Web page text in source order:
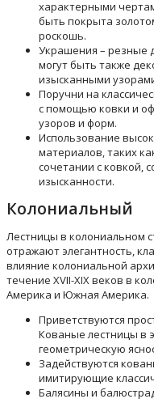
характерными
быть покрыта
роскошь.
Украшения – резные
могут быть также
изысканными
Поручни на
с помощью ковки и
узоров и форм.
Использование
материалов, таких
сочетании с ковкой,
изысканности.
Колониальный
Лестницы в колониальном
отражают элегантность,
влияние колониальной
течение XVII-XIX веков в
Америка и Южная Америка.
Приветствуются
Кованые лестницы в
геометрическую
Задействуются
имитирующие
Балясины и